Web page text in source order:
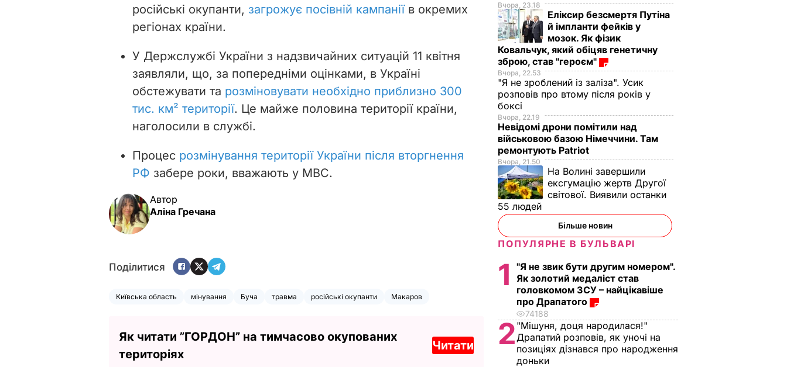
російські окупанти, загрожує посівній кампаніїв окремих
регіонах країни.
У Держслужбі України з надзвичайних ситуацій 11 квітня
заявляли, що, за попередніми оцінками, в Україні
обстежувати та розміновувати необхідно приблизно 300
тис. км² території. Це майже половина території країни,
наголосили в службі.
Процес розмінування території України після вторгнення
РФ забере роки, вважають у МВС.
Автор
Аліна Гречана
Поділитися
Київська область мінування Буча травма російські окупанти Макаров
Як читати ”ГОРДОН” на тимчасово окупованих
територіях
Читати
Вчора, 23.18
Еліксир безсмертя Путіна
й імпланти фейків у
мозок. Як фізик
Ковальчук, який обіцяв генетичну
зброю, став "героєм"
Вчора, 22.53
"Я не зроблений із заліза". Усик
розповів про втому після років у
боксі
Вчора, 22.19
Невідомі дрони помітили над
військовою базою Німеччини. Там
ремонтують Patriot
Вчора, 21.50
На Волині завершили
ексгумацію жертв Другої
світової. Виявили останки
55 людей
Більше новин
ПОПУЛЯРНЕ В БУЛЬВАРІ
1
"Я не звик бути другим номером".
Як золотий медаліст став
головкомом ЗСУ – найцікавіше
про Драпатого
74188
2 "Мішуня, доця народилася!"
Драпатий розповів, як уночі на
позиціях дізнався про народження
доньки